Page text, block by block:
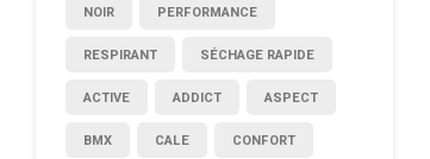
NOIR PERFORMANCE
RESPIRANT SÉCHAGE RAPIDE
ACTIVE ADDICT ASPECT
BMX CALE CONFORT